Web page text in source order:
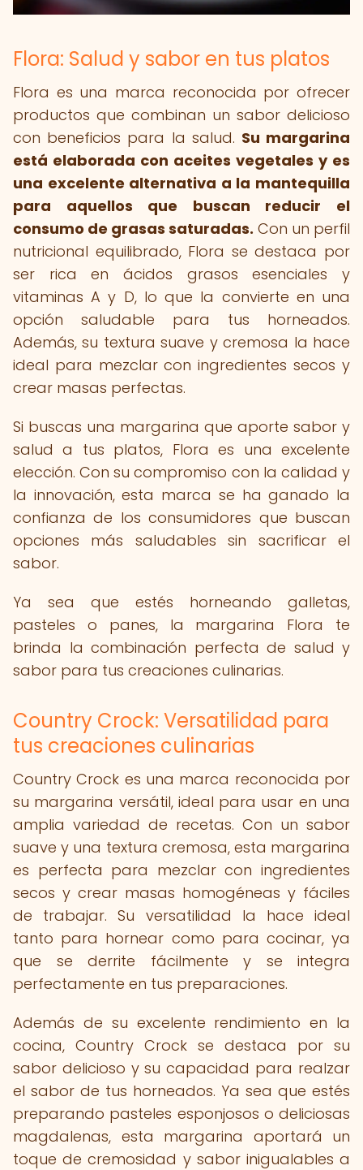
Flora: Salud y sabor en tus platos
Flora es una marca reconocida por ofrecer
productos que combinan un sabor delicioso
con beneficios para la salud. Su margarina
está elaborada con aceites vegetales y es
una excelente alternativa a la mantequilla
para aquellos que buscan reducir el
consumo de grasas saturadas. Con un perfil
nutricional equilibrado, Flora se destaca por
ser rica en ácidos grasos esenciales y
vitaminas A y D, lo que la convierte en una
opción saludable para tus horneados.
Además, su textura suave y cremosa la hace
ideal para mezclar con ingredientes secos y
crear masas perfectas.
Si buscas una margarina que aporte sabor y
salud a tus platos, Flora es una excelente
elección. Con su compromiso con la calidad y
la innovación, esta marca se ha ganado la
confianza de los consumidores que buscan
opciones más saludables sin sacrificar el
sabor.
Ya sea que estés horneando galletas,
pasteles o panes, la margarina Flora te
brinda la combinación perfecta de salud y
sabor para tus creaciones culinarias.
Country Crock: Versatilidad para
tus creaciones culinarias
Country Crock es una marca reconocida por
su margarina versátil, ideal para usar en una
amplia variedad de recetas. Con un sabor
suave y una textura cremosa, esta margarina
es perfecta para mezclar con ingredientes
secos y crear masas homogéneas y fáciles
de trabajar. Su versatilidad la hace ideal
tanto para hornear como para cocinar, ya
que se derrite fácilmente y se integra
perfectamente en tus preparaciones.
Además de su excelente rendimiento en la
cocina, Country Crock se destaca por su
sabor delicioso y su capacidad para realzar
el sabor de tus horneados. Ya sea que estés
preparando pasteles esponjosos o deliciosas
magdalenas, esta margarina aportará un
toque de cremosidad y sabor inigualables a